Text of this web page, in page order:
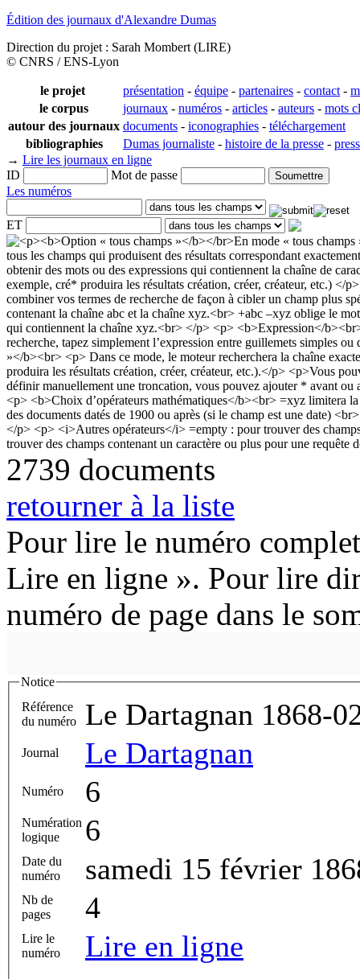
Édition des journaux d'Alexandre Dumas
Direction du projet : Sarah Mombert (LIRE)
© CNRS / ENS-Lyon
le projet présentation - équipe - partenaires - contact -
le corpus
journaux - numéros - articles - auteurs - mots
autour des journaux documents - iconographies - téléchargement
bibliographies
Dumas journaliste - histoire de la presse -
→ Lire les journaux en ligne
ID
Mot de passe
Les numéros
ET
2739 documents
retourner à la liste
Pour lire le numéro
Lire en ligne ». Pour lire
numéro de page dans le
Notice
Référence
du numéro
Le Dartagnan 1868-
Journal Le Dartagnan
Numéro 6
Numération
logique
6
Date du
numéro
samedi 15 février
Nb de
pages
4
Lire le
numéro
Lire en ligne